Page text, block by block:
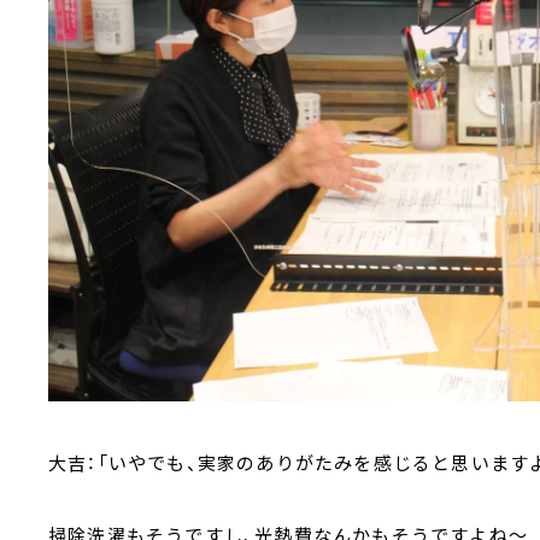
大吉：「いやでも、実家のありがたみを感じると思います
掃除洗濯もそうですし、光熱費なんかもそうですよね～